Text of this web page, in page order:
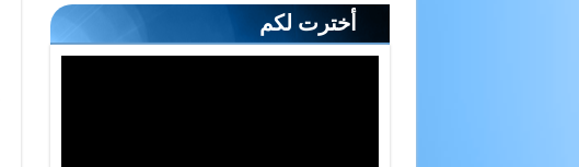
أخترت لكم